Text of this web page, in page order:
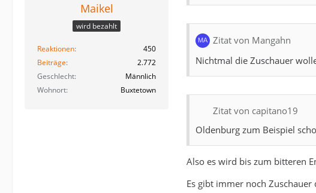
Maikel
wird bezahlt
Reaktionen
450
Beiträge
2.772
Geschlecht
Männlich
Wohnort
Buxtetown
Zitat von Mangahn
Nichtmal die Zuschauer
Zitat von capitano19
Oldenburg zum Beispiel
Also es wird bis zum bitteren
Es gibt immer noch